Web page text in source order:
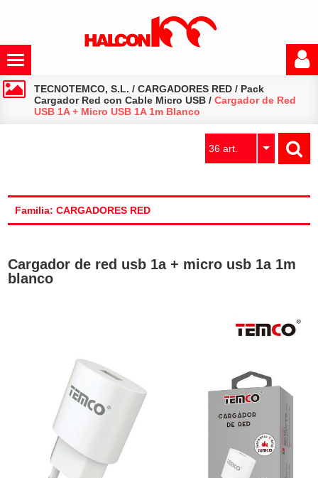
TECNOTEMCO, S.L. /CARGADORES RED / Pack
Cargador Red con Cable Micro USB /Cargador de Red
USB 1A + Micro USB 1A 1m Blanco
36 art.
Familia: CARGADORES RED
Cargador de red usb 1a + micro usb 1a 1m
blanco